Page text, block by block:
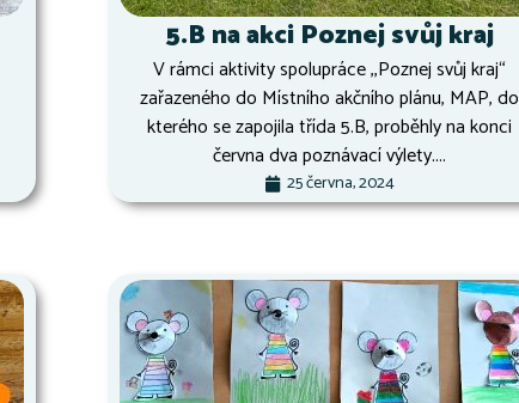
5.B na akci Poznej svůj kraj
V rámci aktivity spolupráce ,,Poznej svůj kraj“
zařazeného do Místního akčního plánu, MAP, do
kterého se zapojila třída 5.B, proběhly na konci
června dva poznávací výlety....
25 června, 2024